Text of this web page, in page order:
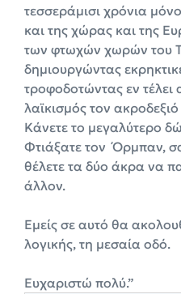
τεσσεράμισι χρόνια
και της χώρας και της
των φτωχών χωρών του
δημιουργώντας
τροφοδοτώντας εν
λαϊκισμός τον
Κάνετε το μεγαλύτερο
Φτιάξατε τον Όρμπαν,
θέλετε τα δύο άκρα να
άλλον.
Εμείς σε αυτό θα
λογικής, τη μεσαία οδό.
Ευχαριστώ πολύ.”